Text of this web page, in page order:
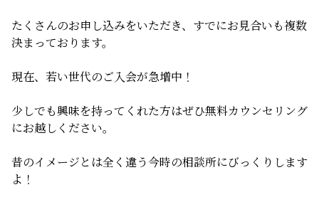
たくさんのお申し込みをいただき、すでにお見合いも複数
決まっております。
現在、若い世代のご入会が急増中！
少しでも興味を持ってくれた方はぜひ無料カウンセリング
にお越しください。
昔のイメージとは全く違う今時の相談所にびっくりします
よ！